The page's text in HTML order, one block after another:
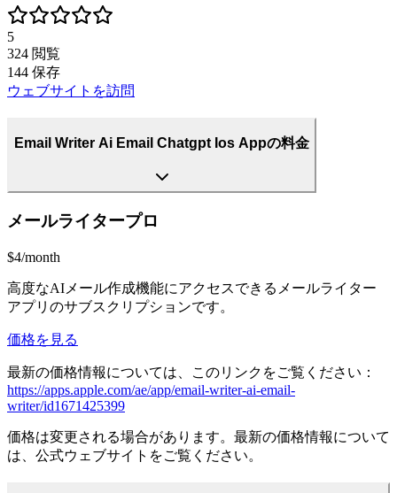
5
324 閲覧
144 保存
ウェブサイトを訪問
Email Writer Ai Email Chatgpt Ios Appの料金
メールライタープロ
$4/month
高度なAIメール作成機能にアクセスできるメールライター
アプリのサブスクリプションです。
価格を見る
最新の価格情報については、このリンクをご覧ください：
https://apps.apple.com/ae/app/email-writer-ai-email-
writer/id1671425399
価格は変更される場合があります。最新の価格情報について
は、公式ウェブサイトをご覧ください。